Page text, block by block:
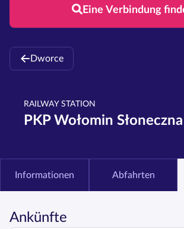
Eine Verbindung
Dworce
RAILWAY STATION
PKP Wołomin Słoneczna
Informationen Abfahrten
Ankünfte